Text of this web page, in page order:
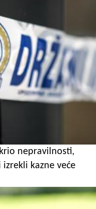
nepravilnosti,
kazne veće